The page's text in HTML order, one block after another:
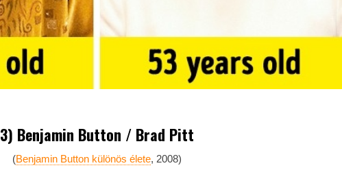
3) Benjamin Button / Brad Pitt
(Benjamin Button különös élete, 2008)